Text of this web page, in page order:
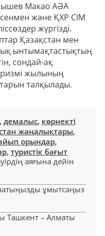
Макао АӘА
және ҚХР СІМ
жүргізді.
Қазақстан мен
ынтымақтастықтың
сондай-ақ
жылының
талқылады.
, демалыс, көрнекті
жаңалықтары,
орындар,
, туристік бағыт
аяғына дейін
ұмытсаңыз
Ташкент – Алматы